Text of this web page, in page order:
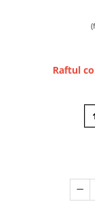
Raftul